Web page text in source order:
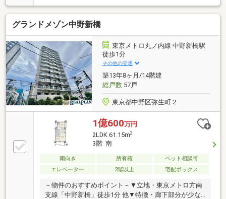
ン実施済みの綺麗な住まい◇開放感あふれる6階部
分・南西向きで日当り重視◇徒歩2分圏内にスーパー
やコンビニが揃う好立地～～～～～～～～～～～～～
～～～～～～～～～◆頭金0円から購入可!長期低金利
50年ローン!◆提携銀行多数、住宅ローンご相談下さ
い!◆車でまとめてご案内!自宅まで送迎も可!◆年中無
休!即日対応させていただきます!◆5000円QUOプレゼ
ントキャンペーン♪◆フジテレビ等でCM放映♪
グランドメゾン中野新橋
東京メトロ丸ノ内線 中野新橋駅
徒歩1分
その他の交通
築13年8ヶ月/14階建
総戸数57戸
東京都中野区弥生町２
1億600万円
2LDK 61.15m2
3階 南
南向き 所有権
ペット相談可
エレベーター
2階以上 宅配ボックス
－物件のおすすめポイント－▼立地・東京メトロ方南
支線「中野新橋」徒歩1分 他▼特徴・廊下部分が少な